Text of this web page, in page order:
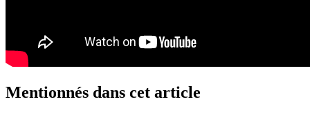
Mentionnés dans cet article